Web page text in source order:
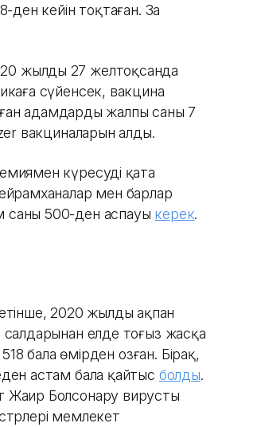
кейін тоқтаған. Заң
жылдың 27 желтоқсанда
сүйенсек, вакцина
адамдардың жалпы саны 7
вакциналарын алды.
күресудің қатаң
мен барлар
саны 500-ден аспауы керек.
2020 жылдың ақпан
салдарынан елде тоғыз жасқа
бала өмірден озған. Бірақ,
астам бала қайтыс болды.
Жаир Болсонару вирустың
мемлекет